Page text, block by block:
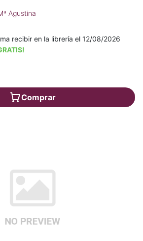
Agustina
recibir en la librería el 12/08/2026
Comprar